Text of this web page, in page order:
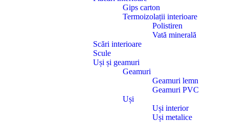
Gips carton
Termoizolații interioare
Polistiren
Vată minerală
Scări interioare
Scule
Uși și geamuri
Geamuri
Geamuri lemn
Geamuri PVC
Uși
Uși interior
Uși metalice